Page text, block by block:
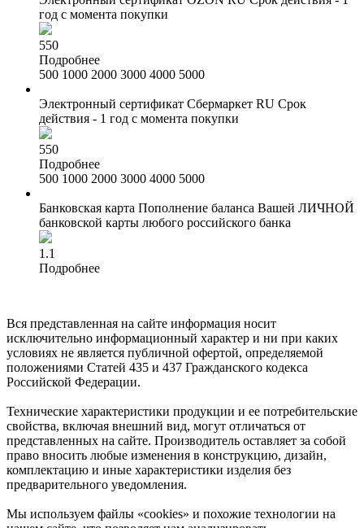
год с момента покупки
550
Подробнее
500 1000 2000 3000 4000 5000
Электронный сертификат Сбермаркет RU Срок
действия - 1 год с момента покупки
550
Подробнее
500 1000 2000 3000 4000 5000
Банковская карта Пополнение баланса Вашей ЛИЧНОЙ
банковской карты любого российского банка
1.1
Подробнее
Вся представленная на сайте информация носит
исключительно информационный характер и ни при каких
условиях не является публичной офертой, определяемой
положениями Статей 435 и 437 Гражданского кодекса
Российской Федерации.
Технические характеристики продукции и ее потребительские
свойства, включая внешний вид, могут отличаться от
представленных на сайте. Производитель оставляет за собой
право вносить любые изменения в конструкцию, дизайн,
комплектацию и иные характеристики изделия без
предварительного уведомления.
Мы используем файлы «cookies» и похожие технологии на